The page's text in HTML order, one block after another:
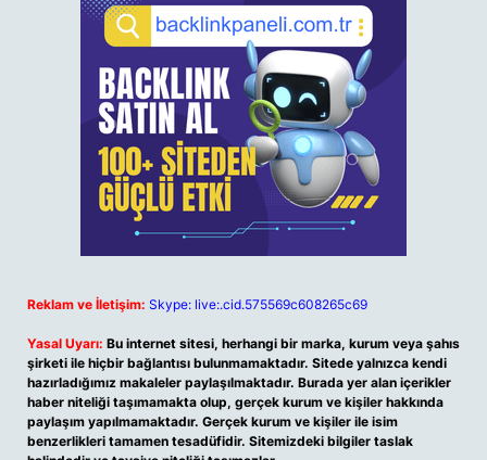
Reklam ve İletişim: Skype: live:.cid.575569c608265c69
Yasal Uyarı: Bu internet sitesi, herhangi bir marka, kurum veya şahıs
şirketi ile hiçbir bağlantısı bulunmamaktadır. Sitede yalnızca kendi
hazırladığımız makaleler paylaşılmaktadır. Burada yer alan içerikler
haber niteliği taşımamakta olup, gerçek kurum ve kişiler hakkında
paylaşım yapılmamaktadır. Gerçek kurum ve kişiler ile isim
benzerlikleri tamamen tesadüfidir. Sitemizdeki bilgiler taslak